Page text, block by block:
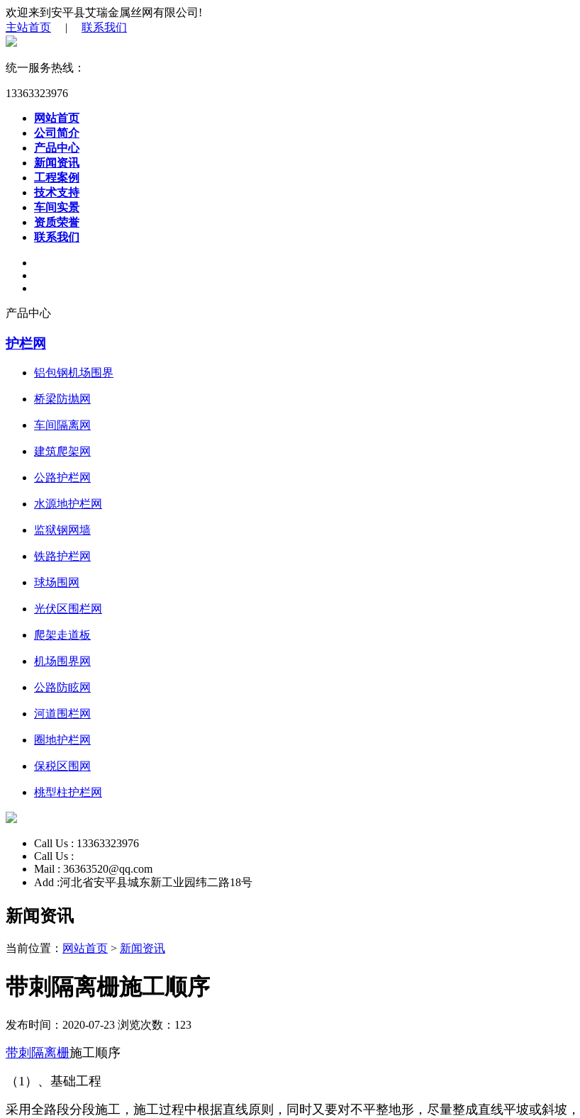
欢迎来到安平县艾瑞金属丝网有限公司!
主站首页 | 联系我们
统一服务热线：
13363323976
网站首页
公司简介
产品中心
新闻资讯
工程案例
技术支持
车间实景
资质荣誉
联系我们
产品中心
护栏网
铝包钢机场围界
桥梁防抛网
车间隔离网
建筑爬架网
公路护栏网
水源地护栏网
监狱钢网墙
铁路护栏网
球场围网
光伏区围栏网
爬架走道板
机场围界网
公路防眩网
河道围栏网
圈地护栏网
保税区围网
桃型柱护栏网
Call Us : 13363323976
Call Us :
Mail : 36363520@qq.com
Add :河北省安平县城东新工业园纬二路18号
新闻资讯
当前位置： 网站首页 > 新闻资讯
带刺隔离栅施工顺序
发布时间：2020-07-23 浏览次数： 123
带刺隔离栅施工顺序
（1）、基础工程
采用全路段分段施工，施工过程中根据直线原则，同时又要对不平整地形，尽量整成直线平坡或斜坡